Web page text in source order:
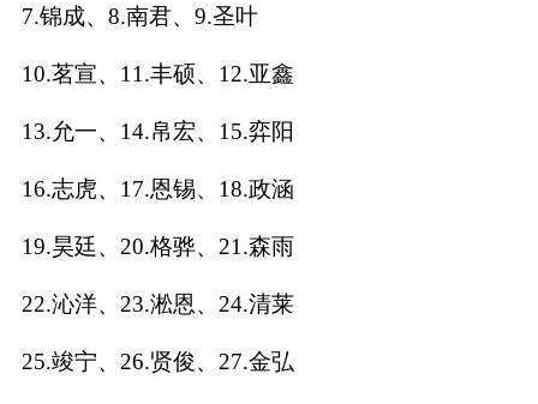
分
男孩名字打分
女孩名字打分
7.锦成、8.南君、9.圣叶
10.茗宣、11.丰硕、12.亚鑫
13.允一、14.帛宏、15.弈阳
16.志虎、17.恩锡、18.政涵
19.昊廷、20.格骅、21.森雨
22.沁洋、23.淞恩、24.清莱
25.竣宁、26.贤俊、27.金弘